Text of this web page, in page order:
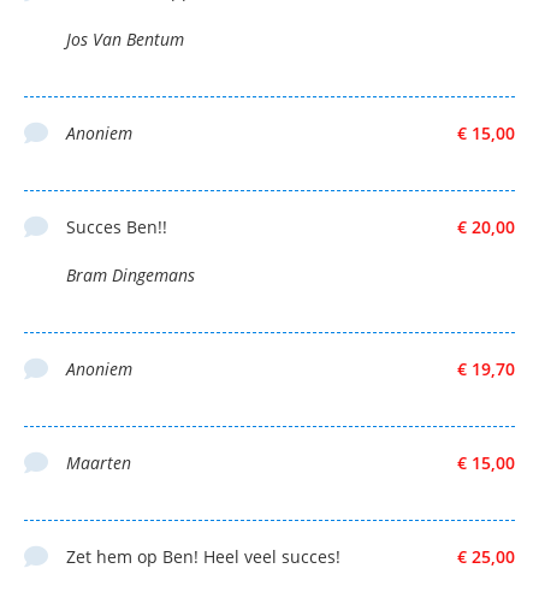
Jos Van Bentum
€ 15,00
Anoniem
€ 20,00
Succes Ben!!
Bram Dingemans
€ 19,70
Anoniem
€ 15,00
Maarten
€ 25,00
Zet hem op Ben! Heel veel succes!